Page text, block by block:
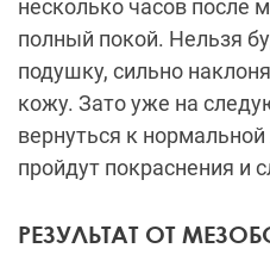
несколько часов после
полный покой. Нельзя
подушку, сильно
кожу. Зато уже на
вернуться к
пройдут покраснения и
РЕЗУЛЬТАТ ОТ